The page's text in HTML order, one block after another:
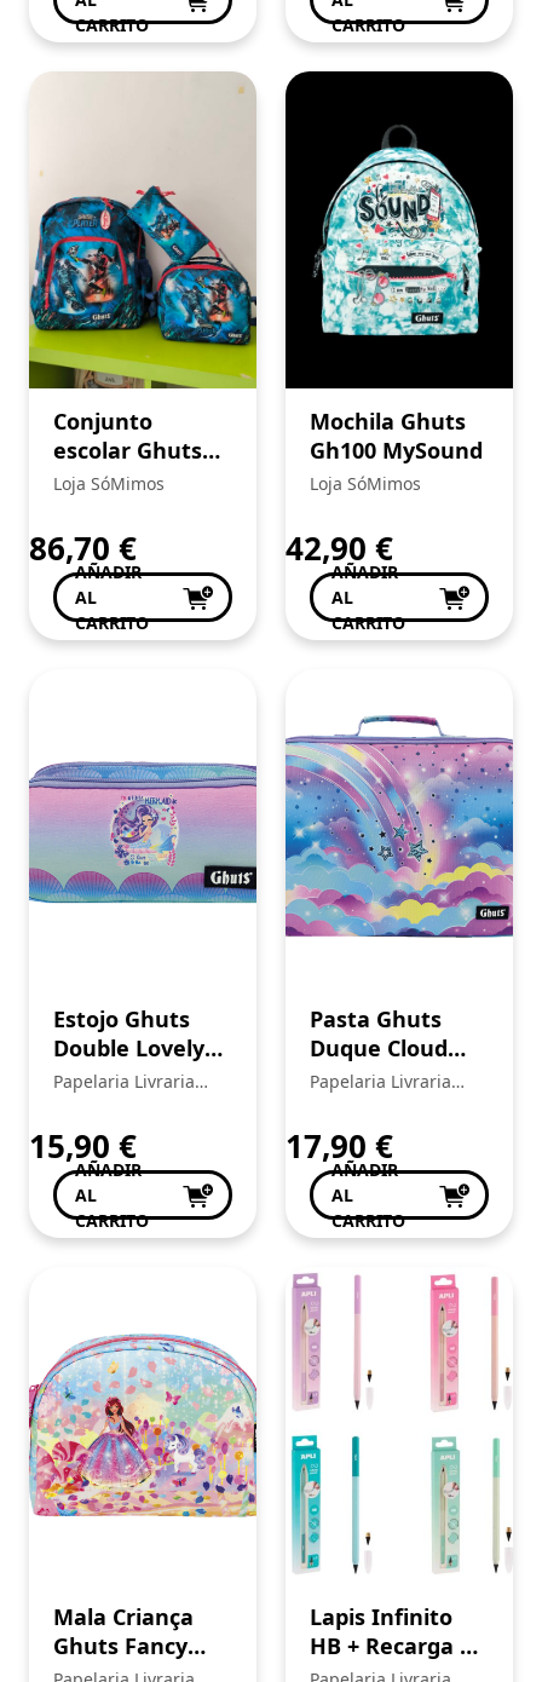
CARRITO
CARRITO
Conjunto
escolar Ghuts
plazy zone 07
Loja SóMimos
86,70 €
AÑADIR
AL
CARRITO
Mochila Ghuts
Gh100 MySound
Loja SóMimos
42,90 €
AÑADIR
AL
CARRITO
Estojo Ghuts
Double Lovely
Ocean
Papelaria Livraria
15,90 €
AÑADIR
AL
CARRITO
Pasta Ghuts
Duque Cloud
Stars
Papelaria Livraria
17,90 €
AÑADIR
AL
CARRITO
Mala Criança
Ghuts Fancy
Little Princess
Lapis Infinito
HB + Recarga de
Mina Apli